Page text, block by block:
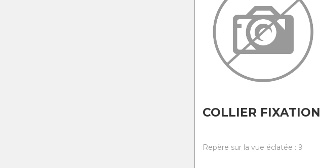
COLLIER FIXATION
Repère sur la vue éclatée : 9